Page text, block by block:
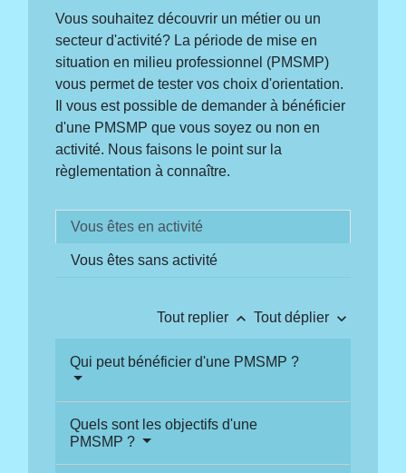
Vous souhaitez découvrir un métier ou un
secteur d'activité? La période de mise en
situation en milieu professionnel (PMSMP)
vous permet de tester vos choix d'orientation.
Il vous est possible de demander à bénéficier
d'une PMSMP que vous soyez ou non en
activité. Nous faisons le point sur la
règlementation à connaître.
Vous êtes en activité
Vous êtes sans activité
Tout replier keyboard_arrow_up Tout déplier keyboard_arrow_down
Qui peut bénéficier d'une PMSMP ?
Quels sont les objectifs d'une
PMSMP ?